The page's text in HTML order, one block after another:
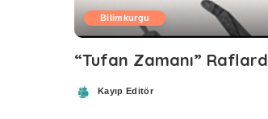
Bilimkurgu
“Tufan Zamanı”
PostedKayıp Editör